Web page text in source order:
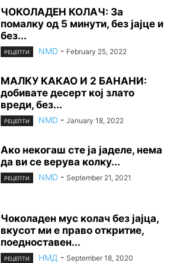
ЧОКОЛАДЕН КОЛАЧ: За
помалку од 5 минути, без јајце и
без...
РЕЦЕПТИ NMD - February 25, 2022
МАЛКУ КАКАО И 2 БАНАНИ:
добивате десерт кој злато
вреди, без...
РЕЦЕПТИ NMD - January 18, 2022
Ако некогаш сте ја јаделе, нема
да ви се верува колку...
РЕЦЕПТИ NMD - September 21, 2021
Чоколаден мус колач без јајца,
вкусот ми е право откритие,
поедноставен...
РЕЦЕПТИ НМД - September 18, 2020